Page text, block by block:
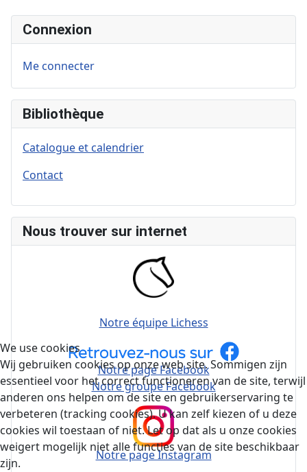
Connexion
Me connecter
Bibliothèque
Catalogue et calendrier
Contact
Nous trouver sur internet
Notre équipe Lichess
Notre page Facebook
Notre groupe Facebook
Notre page Instagram
We use cookies
Wij gebruiken cookies op onze web site. Sommigen zijn
essentieel voor het correct functioneren van de site, terwijl
anderen ons helpen om de site en gebruikerservaring te
verbeteren (tracking cookies). U kan zelf kiezen of u deze
cookies wil toestaan of niet. Let op dat als u onze cookies
weigert mogelijk niet alle functies van de site beschikbaar
zijn.